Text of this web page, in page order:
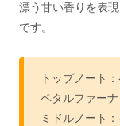
漂う甘い香りを表
です。
トップノート
ペタルファー
ミドルノート